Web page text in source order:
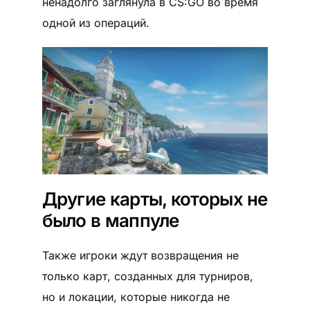
одной из операций.
Другие карты, которых не
было в маппуле
Также игроки ждут возвращения не
только карт, созданных для турниров,
но и локации, которые никогда не